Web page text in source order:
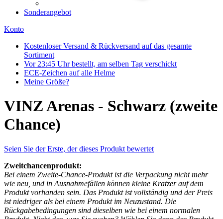
Sonderangebot
Konto
Kostenloser Versand & Rückversand auf das gesamte
Sortiment
Vor 23:45 Uhr bestellt, am selben Tag verschickt
ECE-Zeichen auf alle Helme
Meine Größe?
VINZ Arenas - Schwarz (zweite
Chance)
Seien Sie der Erste, der dieses Produkt bewertet
Zweitchancenprodukt:
Bei einem Zweite-Chance-Produkt ist die Verpackung nicht mehr
wie neu, und in Ausnahmefällen können kleine Kratzer auf dem
Produkt vorhanden sein. Das Produkt ist vollständig und der Preis
ist niedriger als bei einem Produkt im Neuzustand. Die
Rückgabebedingungen sind dieselben wie bei einem normalen